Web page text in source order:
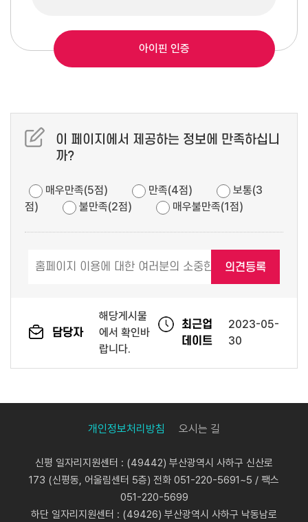
아이핀 인증
이 페이지에서 제공하는 정보에 만족하십니
까?
매우만족(5점) 만족(4점)
점)
불만족(2점) 매우불만족(1점)
담당자
해당게시물
에서 확인바
랍니다.
최근업
데이트
2023-05-
30
개인정보처리방침 오시는 길
신평 일자리지원센터 : (49442) 부산광역시 사하구 신산로
173 (신평동, 어울림센터 5층) 전화 051-220-5691~5 / 팩스
051-220-5699
하단 일자리지원센터 : (49426) 부산광역시 사하구 낙동남로